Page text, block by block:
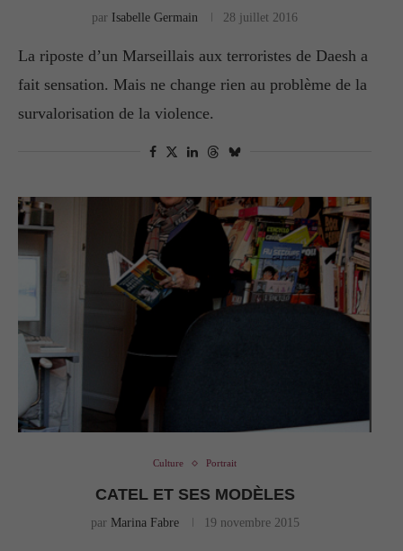
par Isabelle Germain 28 juillet 2016
La riposte d’un Marseillais aux terroristes de Daesh a
fait sensation. Mais ne change rien au problème de la
survalorisation de la violence.
Culture Portrait
CATEL ET SES MODÈLES
par Marina Fabre 19 novembre 2015